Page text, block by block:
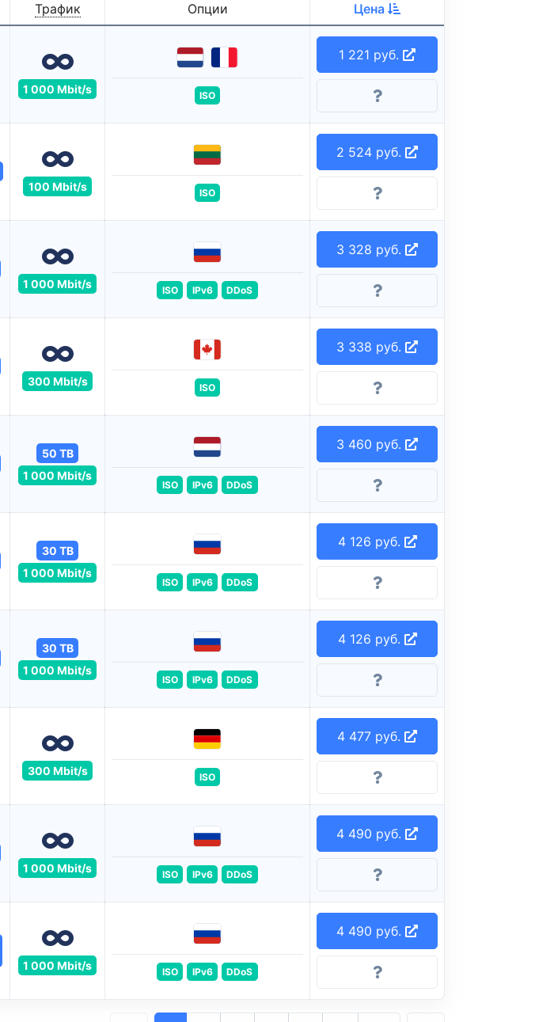
Трафик Опции Цена
1 000 Mbit/s
ISO
1 221 руб.
100 Mbit/s
ISO
2 524 руб.
1 000 Mbit/s
ISO IPv6 DDoS
3 328 руб.
300 Mbit/s
ISO
3 338 руб.
50 TB
1 000 Mbit/s
ISO IPv6 DDoS
3 460 руб.
30 TB
1 000 Mbit/s
ISO IPv6 DDoS
4 126 руб.
30 TB
1 000 Mbit/s
ISO IPv6 DDoS
4 126 руб.
300 Mbit/s
ISO
4 477 руб.
1 000 Mbit/s
ISO IPv6 DDoS
4 490 руб.
1 000 Mbit/s ISO IPv6 DDoS
4 490 руб.